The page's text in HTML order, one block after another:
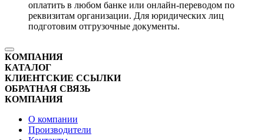
оплатить в любом банке или онлайн-переводом по
реквизитам организации. Для юридических лиц
подготовим отгрузочные документы.
КОМПАНИЯ
КАТАЛОГ
КЛИЕНТСКИЕ ССЫЛКИ
ОБРАТНАЯ СВЯЗЬ
КОМПАНИЯ
О компании
Производители